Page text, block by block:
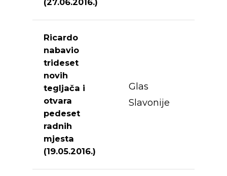
(27.06.2016.)
Ricardo
nabavio
trideset
novih
tegljača i
otvara
pedeset
radnih
mjesta
(19.05.2016.)
Glas
Slavonije